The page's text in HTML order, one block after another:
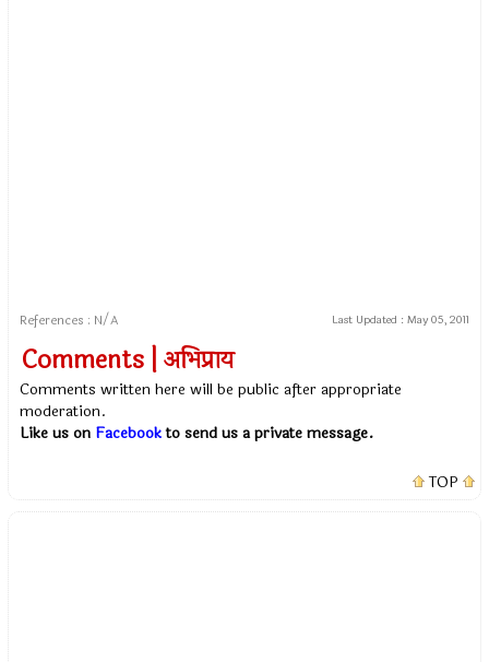
References : N/A Last Updated : May 05, 2011
Comments | अभिप्राय
Comments written here will be public after appropriate
moderation.
Like us on Facebookto send us a private message.
TOP